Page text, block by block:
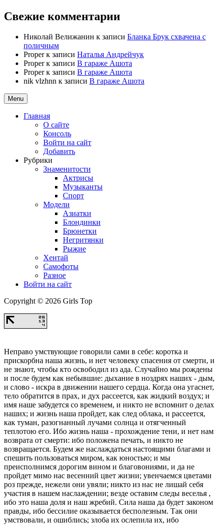
Свежие комментарии
Николай Велижанин к записи Бланка Брук схвачена с
поличным
Properк записи Наталья Андрейчук
Properк записи В гараже Ашота
Properк записи В гараже Ашота
nik vlzhnn к записи В гараже Ашота
Menu
Главная
О сайте
Консоль
Войти на сайт
Добавить
Рубрики
Знаменитости
Актрисы
Музыканты
Спорт
Модели
Азиатки
Блондинки
Брюнетки
Негритянки
Рыжие
Хентай
Самофоты
Разное
Войти на сайт
Copyright © 2026 Girls Top
Неправо умствующие говорили сами в себе: коротка и
прискорбна наша жизнь, и нет человеку спасения от смерти, и
не знают, чтобы кто освободил из ада. Случайно мы рождены
и после будем как небывшие: дыхание в ноздрях наших - дым,
и слово - искра в движении нашего сердца. Когда она угаснет,
тело обратится в прах, и дух рассеется, как жидкий воздух; и
имя наше забудется со временем, и никто не вспомнит о делах
наших; и жизнь наша пройдет, как след облака, и рассеется,
как туман, разогнанный лучами солнца и отягченный
теплотою его. Ибо жизнь наша - прохождение тени, и нет нам
возврата от смерти: ибо положена печать, и никто не
возвращается. Будем же наслаждаться настоящими благами и
спешить пользоваться миром, как юностью; и мы
преисполнимся дорогим вином и благовониями, и да не
пройдет мимо нас весенний цвет жизни; увенчаемся цветами
роз прежде, нежели они увяли; никто из нас не лишай себя
участия в нашем наслаждении; везде оставим следы веселья ,
ибо это наша доля и наш жребий. Сила наша да будет законом
правды, ибо бессилие оказывается бесполезным. Так они
умствовали, и ошиблись; злоба их ослепила их, ибо